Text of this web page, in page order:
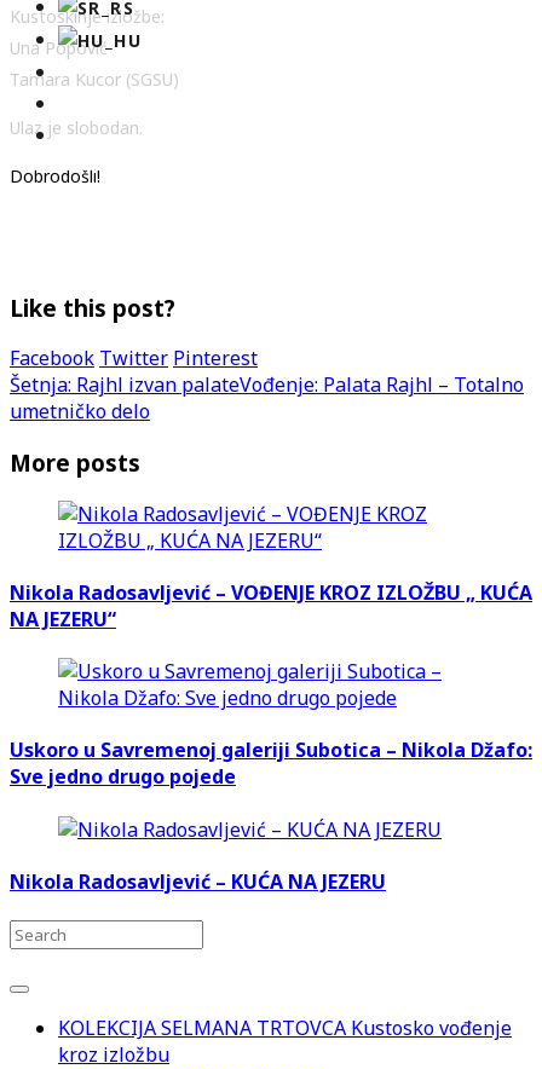
Kustoskinje izložbe:
Una Popović
Tamara Kucor (SGSU)
Ulaz je slobodan.
Dobrodošli!
Like this post?
Facebook Twitter Pinterest
Šetnja: Rajhl izvan palateVođenje: Palata Rajhl – Totalno
umetničko delo
More posts
Nikola Radosavljević – VOĐENJE KROZ IZLOŽBU „ KUĆA
NA JEZERU“
Uskoro u Savremenoj galeriji Subotica – Nikola Džafo:
Sve jedno drugo pojede
Nikola Radosavljević – KUĆA NA JEZERU
KOLEKCIJA SELMANA TRTOVCA Kustosko vođenje
kroz izložbu